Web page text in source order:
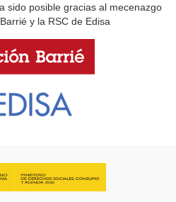
sido posible gracias al mecenazgo
y la RSC de Edisa